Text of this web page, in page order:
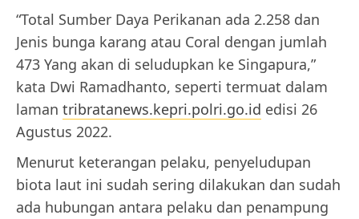
“Total Sumber Daya Perikanan ada 2.258 dan
Jenis bunga karang atau Coral dengan jumlah
473 Yang akan di seludupkan ke Singapura,”
kata Dwi Ramadhanto, seperti termuat dalam
laman tribratanews.kepri.polri.go.id edisi 26
Agustus 2022.
Menurut keterangan pelaku, penyeludupan
biota laut ini sudah sering dilakukan dan sudah
ada hubungan antara pelaku dan penampung